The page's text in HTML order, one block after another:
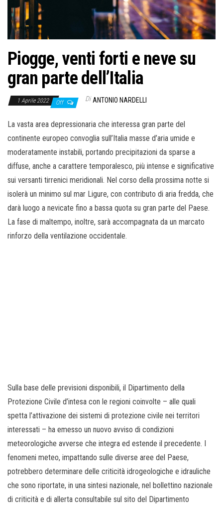
n
e
Piogge, venti forti e neve su
gran parte dell’Italia
1 Aprile 2022 Off Di ANTONIO NARDELLI
La vasta area depressionaria che interessa gran parte del
continente europeo convoglia sull’Italia masse d’aria umide e
moderatamente instabili, portando precipitazioni da sparse a
diffuse, anche a carattere temporalesco, più intense e significative
sui versanti tirrenici meridionali. Nel corso della prossima notte si
isolerà un minimo sul mar Ligure, con contributo di aria fredda, che
darà luogo a nevicate fino a bassa quota su gran parte del Paese.
La fase di maltempo, inoltre, sarà accompagnata da un marcato
rinforzo della ventilazione occidentale.
Sulla base delle previsioni disponibili, il Dipartimento della
Protezione Civile d’intesa con le regioni coinvolte – alle quali
spetta l’attivazione dei sistemi di protezione civile nei territori
interessati – ha emesso un nuovo avviso di condizioni
meteorologiche avverse che integra ed estende il precedente. I
fenomeni meteo, impattando sulle diverse aree del Paese,
potrebbero determinare delle criticità idrogeologiche e idrauliche
che sono riportate, in una sintesi nazionale, nel bollettino nazionale
di criticità e di allerta consultabile sul sito del Dipartimento